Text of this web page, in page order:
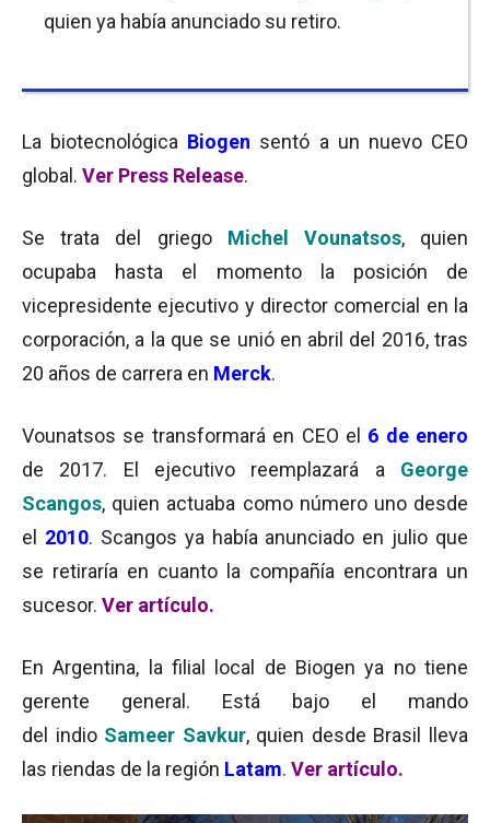
quien ya había anunciado su retiro.
La biotecnológica Biogen sentó a un nuevo CEO
global. Ver Press Release.
Se trata del griego Michel Vounatsos, quien
ocupaba hasta el momento la posición de
vicepresidente ejecutivo y director comercial en la
corporación, a la que se unió en abril del 2016, tras
20 años de carrera en Merck.
Vounatsos se transformará en CEO el 6 de enero
de 2017. El ejecutivo reemplazará a George
Scangos, quien actuaba como número uno desde
el 2010. Scangos ya había anunciado en julio que
se retiraría en cuanto la compañía encontrara un
sucesor. Ver artículo.
En Argentina, la filial local de Biogen ya no tiene
gerente general. Está bajo el mando
del indio Sameer Savkur, quien desde Brasil lleva
las riendas de la región Latam. Ver artículo.